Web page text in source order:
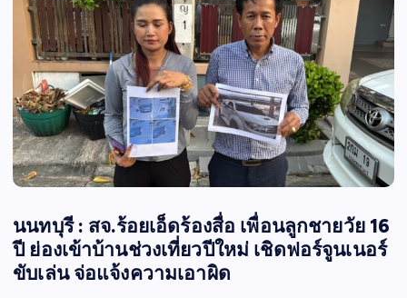
นนทบุรี : สจ.ร้อยเอ็ดร้องสื่อ เพื่อนลูกชายวัย 16
ปี ย่องเข้าบ้านช่วงเที่ยวปีใหม่ เชิดฟอร์จูนเนอร์
ขับเล่น จ่อแจ้งความเอาผิด